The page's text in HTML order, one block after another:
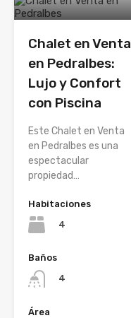
Chalet en Venta
en Pedralbes:
Lujo y Confort
con Piscina
Este Chalet en Venta
en Pedralbes es una
espectacular
propiedad…
Habitaciones
4
Baños
4
Área